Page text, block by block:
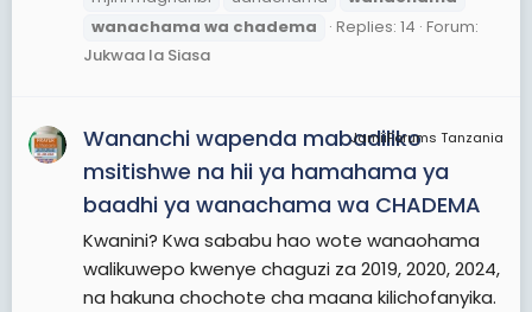
wanachama wa chadema Replies: 14 Forum:
Jukwaa la Siasa
JamiiForums Tanzania
Wananchi wapenda mabadiliko
msitishwe na hii ya hamahama ya
baadhi ya wanachama wa CHADEMA
Kwanini? Kwa sababu hao wote wanaohama
walikuwepo kwenye chaguzi za 2019, 2020, 2024,
na hakuna chochote cha maana kilichofanyika.